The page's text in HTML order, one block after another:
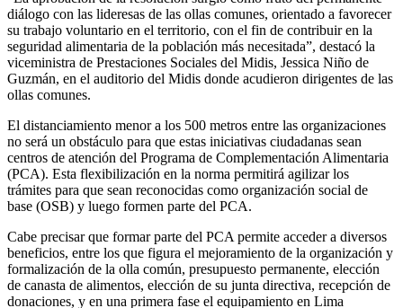
diálogo con las lideresas de las ollas comunes, orientado a favorecer
su trabajo voluntario en el territorio, con el fin de contribuir en la
seguridad alimentaria de la población más necesitada”, destacó la
viceministra de Prestaciones Sociales del Midis, Jessica Niño de
Guzmán, en el auditorio del Midis donde acudieron dirigentes de las
ollas comunes.
El distanciamiento menor a los 500 metros entre las organizaciones
no será un obstáculo para que estas iniciativas ciudadanas sean
centros de atención del Programa de Complementación Alimentaria
(PCA). Esta flexibilización en la norma permitirá agilizar los
trámites para que sean reconocidas como organización social de
base (OSB) y luego formen parte del PCA.
Cabe precisar que formar parte del PCA permite acceder a diversos
beneficios, entre los que figura el mejoramiento de la organización y
formalización de la olla común, presupuesto permanente, elección
de canasta de alimentos, elección de su junta directiva, recepción de
donaciones, y en una primera fase el equipamiento en Lima